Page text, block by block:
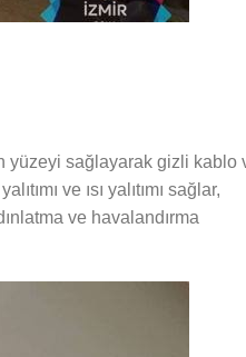
yüzeyi sağlayarak gizli kablo
ve ısı yalıtımı sağlar,
ve havalandırma